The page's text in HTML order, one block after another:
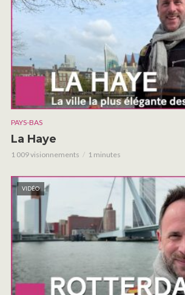
PAYS-BAS
La Haye
1 009 visionnements 1 minutes
VIDÉO